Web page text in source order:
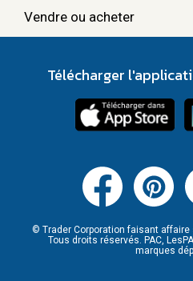
Vendre ou acheter
Télécharger
© Trader Corporation faisant affaire
Tous droits réservés. PAC,
marques